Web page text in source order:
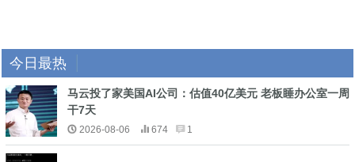
今日最热
马云投了家美国AI公司：估值40亿美元 老板睡办公室一周
干7天
2026-08-06 674 1